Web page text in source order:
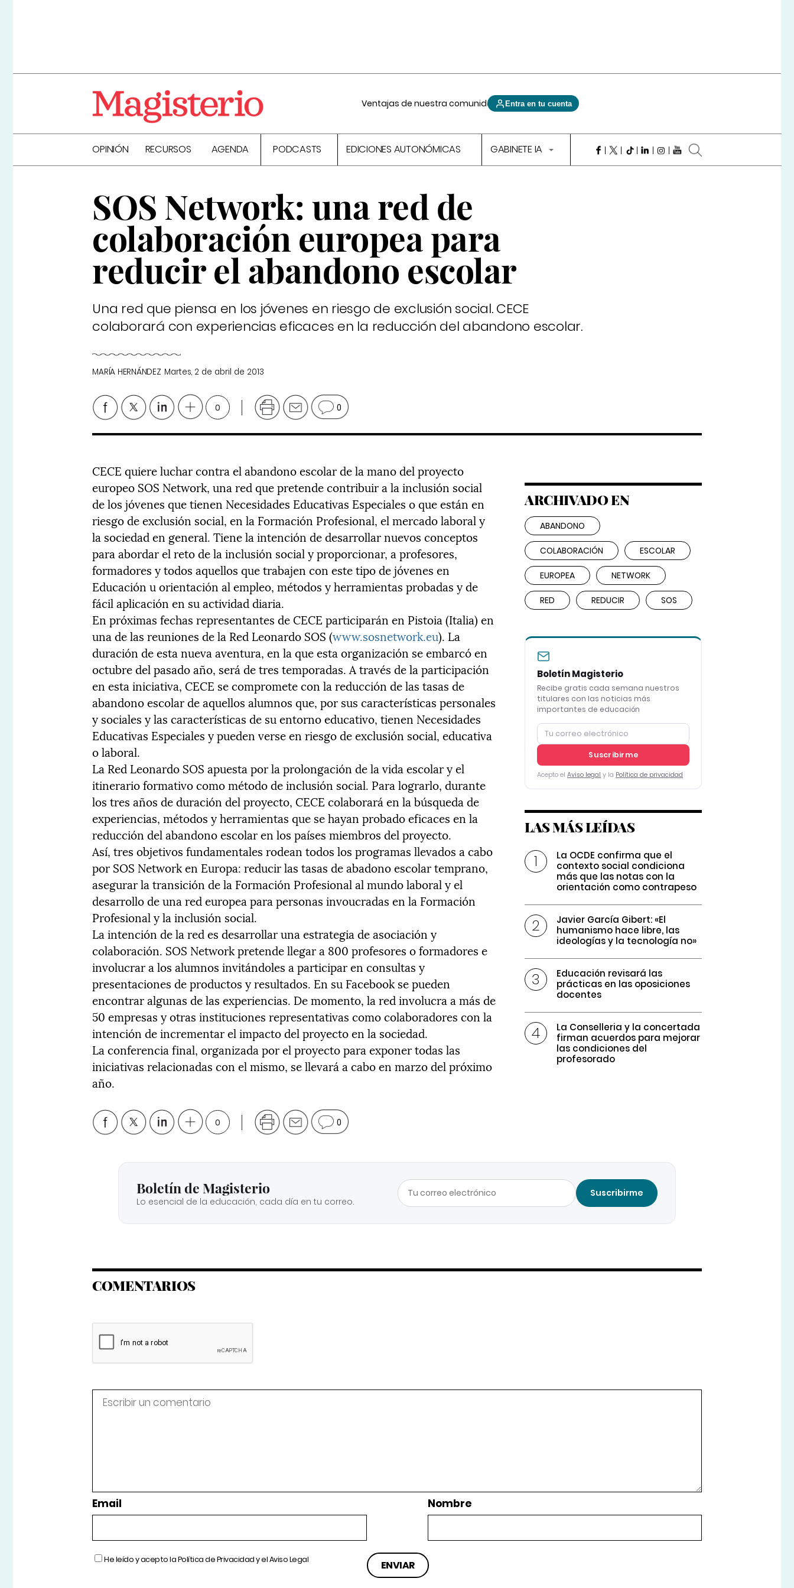
Ventajas de nuestra comunidad Entra en tu cuenta
OPINIÓN RECURSOS AGENDA PODCASTS EDICIONES AUTONÓMICAS GABINETE IA
SOS Network: una red de
colaboración europea para
reducir el abandono escolar
Una red que piensa en los jóvenes en riesgo de exclusión social. CECE
colaborará con experiencias eficaces en la reducción del abandono escolar.
MARÍA HERNÁNDEZ Martes, 2 de abril de 2013
0 0
CECE quiere luchar contra el abandono escolar de la mano del proyecto
europeo SOS Network, una red que pretende contribuir a la inclusión social
de los jóvenes que tienen Necesidades Educativas Especiales o que están en
riesgo de exclusión social, en la Formación Profesional, el mercado laboral y
la sociedad en general. Tiene la intención de desarrollar nuevos conceptos
para abordar el reto de la inclusión social y proporcionar, a profesores,
formadores y todos aquellos que trabajen con este tipo de jóvenes en
Educación u orientación al empleo, métodos y herramientas probadas y de
fácil aplicación en su actividad diaria.
En próximas fechas representantes de CECE participarán en Pistoia (Italia) en
una de las reuniones de la Red Leonardo SOS (www.sosnetwork.eu). La
duración de esta nueva aventura, en la que esta organización se embarcó en
octubre del pasado año, será de tres temporadas. A través de la participación
en esta iniciativa, CECE se compromete con la reducción de las tasas de
abandono escolar de aquellos alumnos que, por sus características personales
y sociales y las características de su entorno educativo, tienen Necesidades
Educativas Especiales y pueden verse en riesgo de exclusión social, educativa
o laboral.
La Red Leonardo SOS apuesta por la prolongación de la vida escolar y el
itinerario formativo como método de inclusión social. Para lograrlo, durante
los tres años de duración del proyecto, CECE colaborará en la búsqueda de
experiencias, métodos y herramientas que se hayan probado eficaces en la
reducción del abandono escolar en los países miembros del proyecto.
Así, tres objetivos fundamentales rodean todos los programas llevados a cabo
por SOS Network en Europa: reducir las tasas de abadono escolar temprano,
asegurar la transición de la Formación Profesional al mundo laboral y el
desarrollo de una red europea para personas invoucradas en la Formación
Profesional y la inclusión social.
La intención de la red es desarrollar una estrategia de asociación y
colaboración. SOS Network pretende llegar a 800 profesores o formadores e
involucrar a los alumnos invitándoles a participar en consultas y
presentaciones de productos y resultados. En su Facebook se pueden
encontrar algunas de las experiencias. De momento, la red involucra a más de
50 empresas y otras instituciones representativas como colaboradores con la
intención de incrementar el impacto del proyecto en la sociedad.
La conferencia final, organizada por el proyecto para exponer todas las
iniciativas relacionadas con el mismo, se llevará a cabo en marzo del próximo
año.
0 0
ARCHIVADO EN
ABANDONO
COLABORACIÓN ESCOLAR
EUROPEA NETWORK
RED REDUCIR SOS
Boletín Magisterio
Recibe gratis cada semana nuestros
titulares con las noticias más
importantes de educación
Suscribirme
Acepto el Aviso legal y la Política de privacidad
LAS MÁS LEÍDAS
La OCDE confirma que el
contexto social condiciona
más que las notas con la
orientación como contrapeso
Javier García Gibert: «El
humanismo hace libre, las
ideologías y la tecnología no»
Educación revisará las
prácticas en las oposiciones
docentes
La Conselleria y la concertada
firman acuerdos para mejorar
las condiciones del
profesorado
Boletín de Magisterio
Lo esencial de la educación, cada día en tu correo.
Suscribirme
COMENTARIOS
Email Nombre
He leído y acepto laPolítica de Privacidady elAviso Legal